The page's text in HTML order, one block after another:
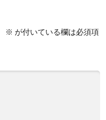
※ が付いている欄は必須項